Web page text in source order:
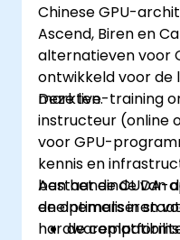
Chinese GPU-
Ascend, Biren en
alternatieven voor
ontwikkeld voor de
markten.
Deze live-training
instructeur (online
voor GPU-
kennis en
bestaande CUDA-
en optimaliseren
Aan het einde van
deelnemers in
de